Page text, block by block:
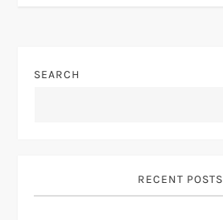
a
g
SEARCH
RECENT POSTS